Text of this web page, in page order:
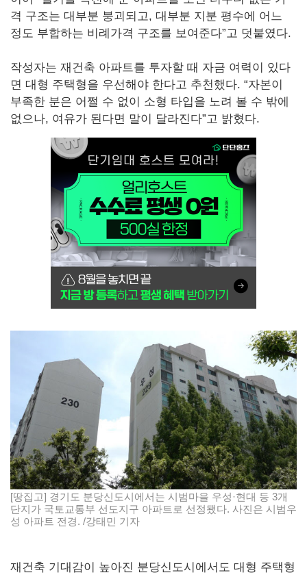
격 구조는 대부분 붕괴되고, 대부분 지분 평수에 어느
정도 부합하는 비례가격 구조를 보여준다”고 덧붙였다.
작성자는 재건축 아파트를 투자할 때 자금 여력이 있다
면 대형 주택형을 우선해야 한다고 추천했다. “자본이
부족한 분은 어쩔 수 없이 소형 타입을 노려 볼 수 밖에
없으나, 여유가 된다면 말이 달라진다”고 밝혔다.
[땅집고] 경기도 분당신도시에서는 시범마을 우성·현대 등 3개
단지가 국토교통부 선도지구 아파트로 선정됐다. 사진은 시범우
성 아파트 전경. /강태민 기자
재건축 기대감이 높아진 분당신도시에서도 대형 주택형